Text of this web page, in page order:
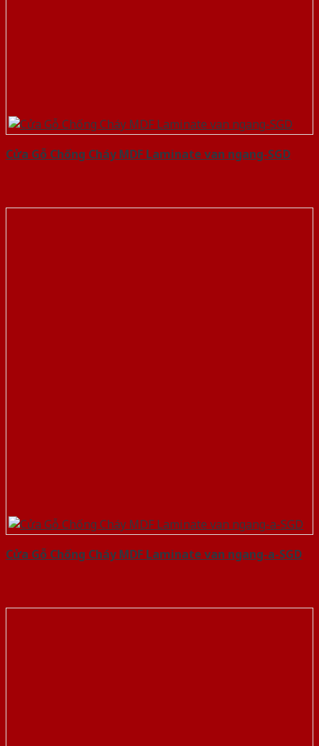
Cửa Gỗ Chống Cháy MDF Laminate van ngang-SGD
Cửa Gỗ Chống Cháy MDF Laminate van ngang-a-SGD